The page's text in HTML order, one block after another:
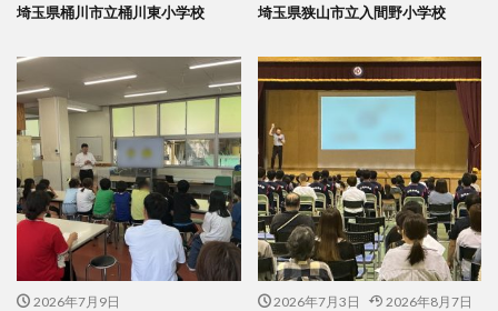
埼玉県桶川市立桶川東小学校 埼玉県狭山市立入間野小学校
2026年7月9日
2026年7月3日 2026年8月7日